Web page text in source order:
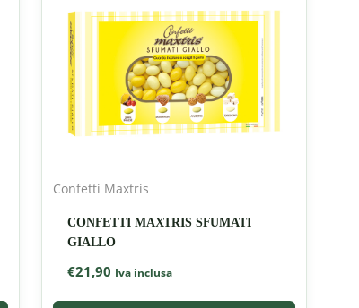
Confetti Maxtris
CONFETTI MAXTRIS SFUMATI
GIALLO
€21,90 Iva inclusa